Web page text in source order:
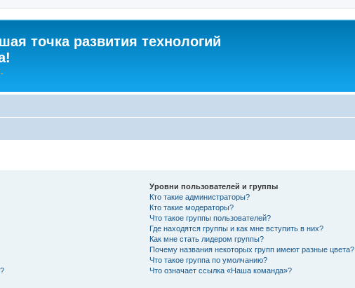
точка развития технологий
Уровни пользователей и группы
Кто такие администраторы?
Кто такие модераторы?
Что такое группы пользователей?
Где находятся группы и как мне вступить в них?
Как мне стать лидером группы?
Почему названия некоторых групп имеют разные цвета?
Что такое группа по умолчанию?
Что означает ссылка «Наша команда»?